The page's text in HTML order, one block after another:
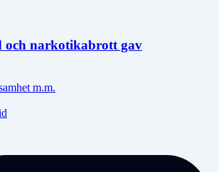
och narkotikabrott gav
m.m.